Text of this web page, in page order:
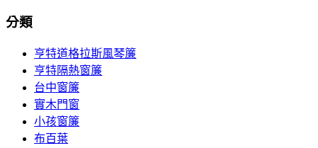
分類
亨特道格拉斯風琴簾
亨特隔熱窗簾
台中窗簾
實木門窗
小孩窗簾
布百葉